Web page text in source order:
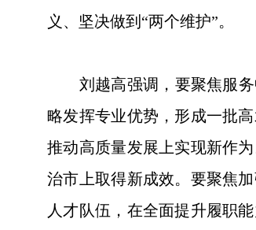
义、坚决做到“两个维护”。
刘越高强调，要聚焦服务
略发挥专业优势，形成一批
推动高质量发展上实现新作
治市上取得新成效。要聚焦
人才队伍，在全面提升履职